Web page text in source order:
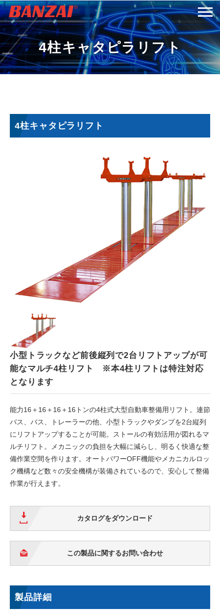
HOME
商品情報
採用情報
サービス＆サポート
お問い合わせ
タイ語
4柱キャタピラリフト
4柱キャタピラリフト
小型トラックなど前後縦列で2台リフトアップが可
能なマルチ4柱リフト ※本4柱リフトは特注対応
となります
能力16＋16＋16＋16トンの4柱式大型自動車整備用リフト。連節
バス、バス、トレーラーの他、小型トラックやダンプを2台縦列
にリフトアップすることが可能。ストールの有効活用が図れるマ
ルチリフト。メカニックの負担を大幅に減らし、明るく快適な整
備作業空間を作ります。オートパワーOFF機能やメカニカルロッ
ク機構など数々の安全機構が装備されているので、安心して整備
作業が行えます。
カタログをダウンロード
この製品に関するお問い合わせ
製品詳細